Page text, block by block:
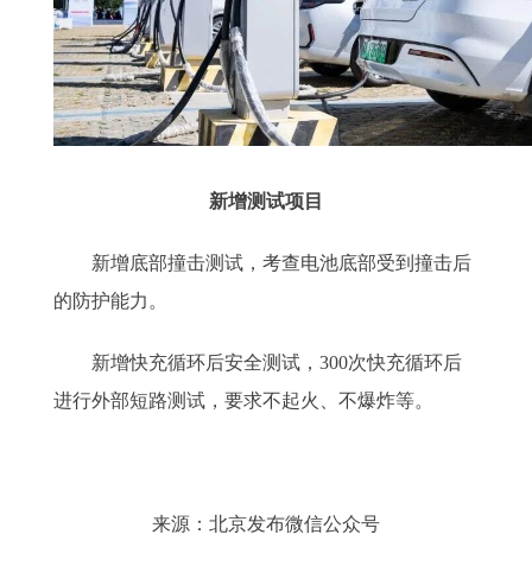
新增测试项目
新增底部撞击测试，考查电池底部受到撞击后
的防护能力。
新增快充循环后安全测试，300次快充循环后
进行外部短路测试，要求不起火、不爆炸等。
来源：北京发布微信公众号